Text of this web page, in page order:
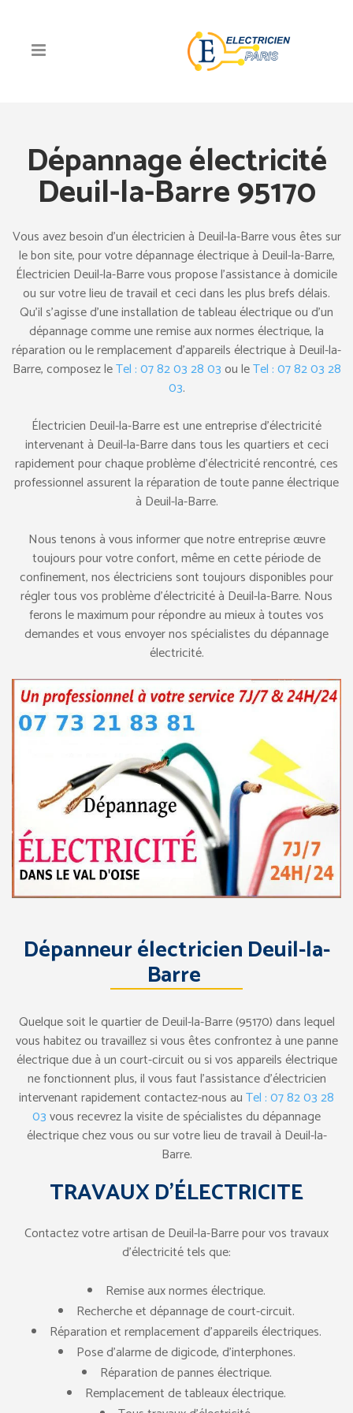
Dépannage électricité
Deuil-la-Barre 95170
Vous avez besoin d’un électricien à Deuil-la-Barre vous êtes sur
le bon site, pour votre dépannage électrique à Deuil-la-Barre,
Électricien Deuil-la-Barre vous propose l’assistance à domicile
ou sur votre lieu de travail et ceci dans les plus brefs délais.
Qu’il s’agisse d’une installation de tableau électrique ou d’un
dépannage comme une remise aux normes électrique, la
réparation ou le remplacement d’appareils électrique à Deuil-la-
Barre, composez leTel : 07 82 03 28 03ou leTel : 07 82 03 28
03.
Électricien Deuil-la-Barre est une entreprise d’électricité
intervenant à Deuil-la-Barre dans tous les quartiers et ceci
rapidement pour chaque problème d’électricité rencontré, ces
professionnel assurent la réparation de toute panne électrique
à Deuil-la-Barre.
Nous tenons à vous informer que notre entreprise œuvre
toujours pour votre confort, même en cette période de
confinement, nos électriciens sont toujours disponibles pour
régler tous vos problème d’électricité à Deuil-la-Barre. Nous
ferons le maximum pour répondre au mieux à toutes vos
demandes et vous envoyer nos spécialistes du dépannage
électricité.
Dépanneur électricien Deuil-la-
Barre
Quelque soit le quartier de Deuil-la-Barre (95170) dans lequel
vous habitez ou travaillez si vous êtes confrontez à une panne
électrique due à un court-circuit ou si vos appareils électrique
ne fonctionnent plus, il vous faut l’assistance d’électricien
intervenant rapidement contactez-nous auTel : 07 82 03 28
03vous recevrez la visite de spécialistes du dépannage
électrique chez vous ou sur votre lieu de travail à Deuil-la-
Barre.
TRAVAUX D’ÉLECTRICITE
Contactez votre artisan de Deuil-la-Barre pour vos travaux
d’électricité tels que:
Remise aux normes électrique.
Recherche et dépannage de court-circuit.
Réparation et remplacement d’appareils électriques.
Pose d’alarme de digicode, d’interphones.
Réparation de pannes électrique.
Remplacement de tableaux électrique.